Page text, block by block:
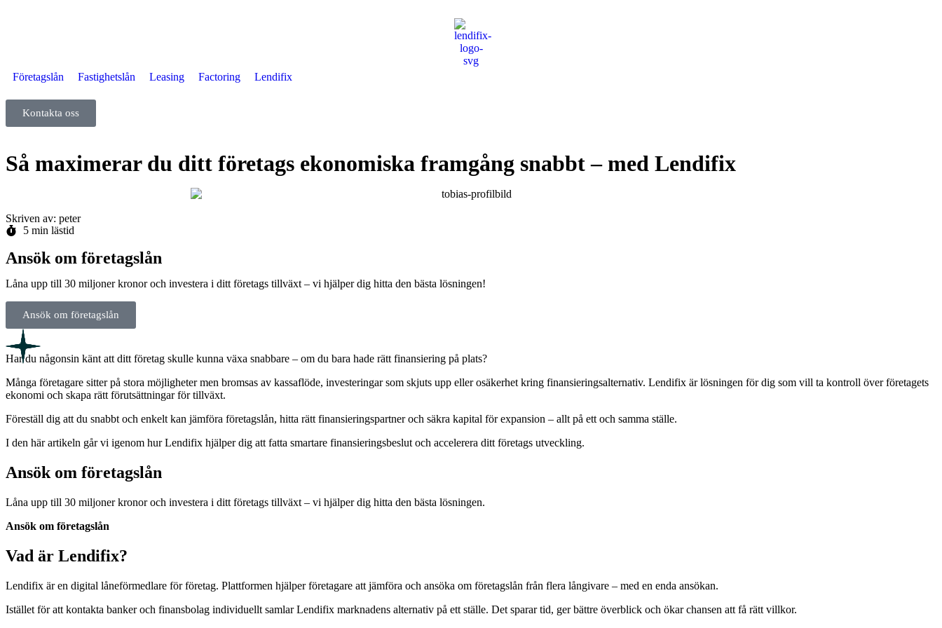
Företagslån Fastighetslån Leasing Factoring Lendifix
Kontakta oss
Så maximerar du ditt företags ekonomiska framgång snabbt – med Lendifix
Skriven av: peter
5 min lästid
Ansök om företagslån
Låna upp till 30 miljoner kronor och investera i ditt företags tillväxt – vi hjälper dig hitta den bästa lösningen!
Ansök om företagslån
Har du någonsin känt att ditt företag skulle kunna växa snabbare – om du bara hade rätt finansiering på plats?
Många företagare sitter på stora möjligheter men bromsas av kassaflöde, investeringar som skjuts upp eller osäkerhet kring finansieringsalternativ. Lendifix är lösningen för dig som vill ta kontroll över företagets
ekonomi och skapa rätt förutsättningar för tillväxt.
Föreställ dig att du snabbt och enkelt kan jämföra företagslån, hitta rätt finansieringspartner och säkra kapital för expansion – allt på ett och samma ställe.
I den här artikeln går vi igenom hur Lendifix hjälper dig att fatta smartare finansieringsbeslut och accelerera ditt företags utveckling.
Ansök om företagslån
Låna upp till 30 miljoner kronor och investera i ditt företags tillväxt – vi hjälper dig hitta den bästa lösningen.
Ansök om företagslån
Vad är Lendifix?
Lendifix är en digital låneförmedlare för företag. Plattformen hjälper företagare att jämföra och ansöka om företagslån från flera långivare – med en enda ansökan.
Istället för att kontakta banker och finansbolag individuellt samlar Lendifix marknadens alternativ på ett ställe. Det sparar tid, ger bättre överblick och ökar chansen att få rätt villkor.